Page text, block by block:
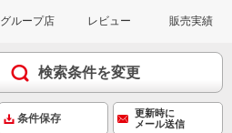
グループ店 レビュー 販売実績
検索条件を変更
条件保存
更新時に
メール送信